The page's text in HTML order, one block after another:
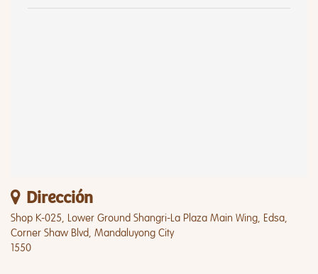
Dirección
Shop K-025, Lower Ground Shangri-La Plaza Main Wing, Edsa,
Corner Shaw Blvd, Mandaluyong City
1550